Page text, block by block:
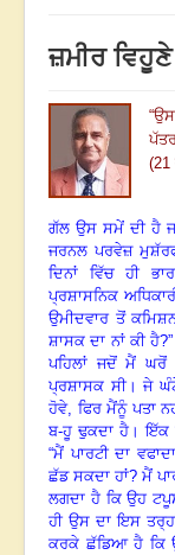
ਰਚਨਾਵਾਂ
ਸਰੋਕਾਰ ਦੇ ਲੇਖਕ
ਸੰਪਰਕ
We have 151
2812870
ਜ਼ਮੀਰ
“
(21
ਗੱਲ ਉਸ ਸਮੇਂ ਦੀ ਹੈ
ਜਰਨਲ ਪਰਵੇਜ਼
ਦਿਨਾਂ ਵਿੱਚ ਹੀ
ਪ੍ਰਸ਼ਾਸਨਿਕ
ਉਮੀਦਵਾਰ ਤੋਂ
ਸ਼ਾਸਕ ਦਾ ਨਾਂ ਕੀ ਹੈ?”
ਪਹਿਲਾਂ ਜਦੋਂ ਮੈਂ ਘਰੋਂ
ਪ੍ਰਸ਼ਾਸਕ ਸੀ।ਜੇ
ਹੋਵੇ, ਫਿਰ ਮੈਂਨੂੰ ਪਤਾ
ਬ-ਹੂ ਢੁਕਦਾ ਹੈ।ਇੱਕ
“ਮੈਂ ਪਾਰਟੀ ਦਾ
ਛੱਡ ਸਕਦਾ ਹਾਂ? ਮੈਂ
ਲਗਦਾ ਹੈ ਕਿ ਉਹ
ਹੀ ਉਸ ਦਾ ਇਸ
ਕਰਕੇ ਛੱਡਿਆ ਹੈ ਕਿ